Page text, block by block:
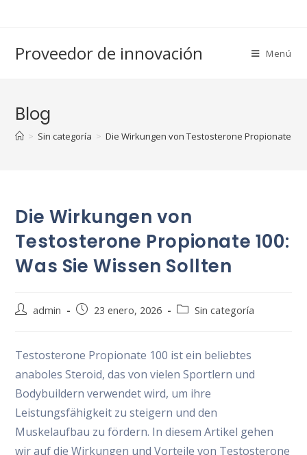
Proveedor de innovación Menú
Blog
> Sin categoría > Die Wirkungen von Testosterone Propionate
Die Wirkungen von
Testosterone Propionate 100:
Was Sie Wissen Sollten
Autor
entrada:
admin
Publicación
entrada:
23 enero, 2026
Categoría
entrada:
Sin categoría
Testosterone Propionate 100 ist ein beliebtes
anaboles Steroid, das von vielen Sportlern und
Bodybuildern verwendet wird, um ihre
Leistungsfähigkeit zu steigern und den
Muskelaufbau zu fördern. In diesem Artikel gehen
wir auf die Wirkungen und Vorteile von Testosterone